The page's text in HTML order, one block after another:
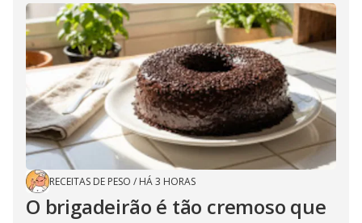
RECEITAS DE PESO / HÁ 3 HORAS
O brigadeirão é tão cremoso que